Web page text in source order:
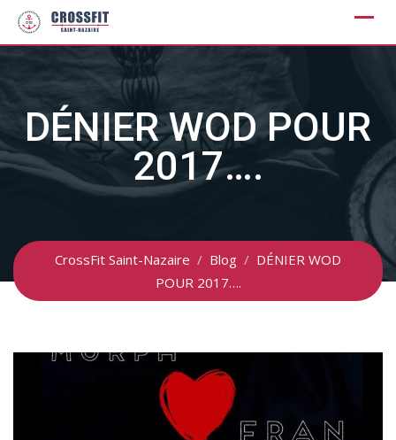
Skip
content
DÉNIER WOD POUR
2017….
CrossFit Saint-Nazaire / Blog / DÉNIER WOD
POUR 2017….